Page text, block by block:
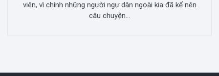
viên, vì chính những người ngư dân ngoài kia đã kể nên
câu chuyện...